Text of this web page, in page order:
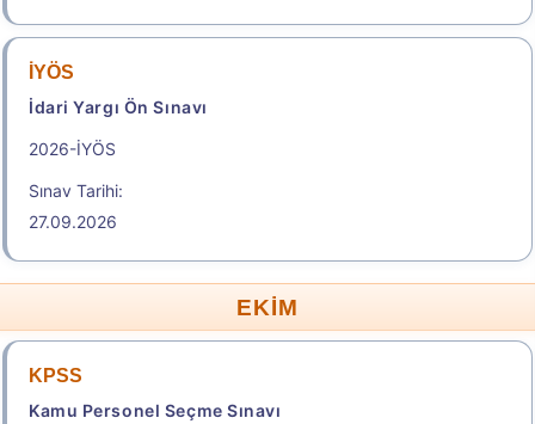
İYÖS
İdari Yargı Ön Sınavı
2026-İYÖS
Sınav Tarihi:
27.09.2026
EKİM
KPSS
Kamu Personel Seçme Sınavı